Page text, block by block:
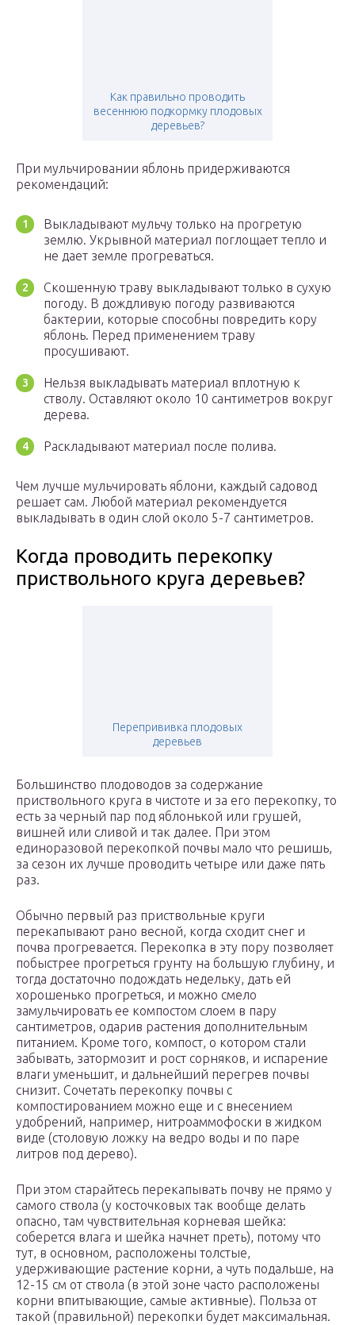
Как правильно проводить
весеннюю подкормку плодовых
деревьев?
При мульчировании яблонь придерживаются
рекомендаций:
Выкладывают мульчу только на прогретую
землю. Укрывной материал поглощает тепло и
не дает земле прогреваться.
Скошенную траву выкладывают только в сухую
погоду. В дождливую погоду развиваются
бактерии, которые способны повредить кору
яблонь. Перед применением траву
просушивают.
Нельзя выкладывать материал вплотную к
стволу. Оставляют около 10 сантиметров вокруг
дерева.
Раскладывают материал после полива.
Чем лучше мульчировать яблони, каждый садовод
решает сам. Любой материал рекомендуется
выкладывать в один слой около 5-7 сантиметров.
Когда проводить перекопку
приствольного круга деревьев?
Перепрививка плодовых
деревьев
Большинство плодоводов за содержание
приствольного круга в чистоте и за его перекопку, то
есть за черный пар под яблонькой или грушей,
вишней или сливой и так далее. При этом
единоразовой перекопкой почвы мало что решишь,
за сезон их лучше проводить четыре или даже пять
раз.
Обычно первый раз приствольные круги
перекапывают рано весной, когда сходит снег и
почва прогревается. Перекопка в эту пору позволяет
побыстрее прогреться грунту на большую глубину, и
тогда достаточно подождать недельку, дать ей
хорошенько прогреться, и можно смело
замульчировать ее компостом слоем в пару
сантиметров, одарив растения дополнительным
питанием. Кроме того, компост, о котором стали
забывать, затормозит и рост сорняков, и испарение
влаги уменьшит, и дальнейший перегрев почвы
снизит. Сочетать перекопку почвы с
компостированием можно еще и с внесением
удобрений, например, нитроаммофоски в жидком
виде (столовую ложку на ведро воды и по паре
литров под дерево).
При этом старайтесь перекапывать почву не прямо у
самого ствола (у косточковых так вообще делать
опасно, там чувствительная корневая шейка:
соберется влага и шейка начнет преть), потому что
тут, в основном, расположены толстые,
удерживающие растение корни, а чуть подальше, на
12-15 см от ствола (в этой зоне часто расположены
корни впитывающие, самые активные). Польза от
такой (правильной) перекопки будет максимальная.